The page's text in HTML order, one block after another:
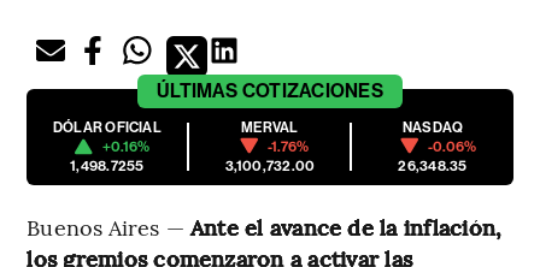
ÚLTIMAS COTIZACIONES
DÓLAR OFICIAL
+0.16%
1,498.7255
MERVAL
-1.76%
3,100,732.00
NASDAQ
-0.06%
26,348.35
Buenos Aires —Ante el avance de la inflación,
los gremios comenzaron a activar las